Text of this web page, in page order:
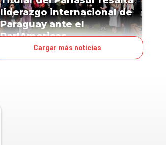
liderazgo internacional de
Paraguay ante el
ParlAmericas
Cargar más noticias